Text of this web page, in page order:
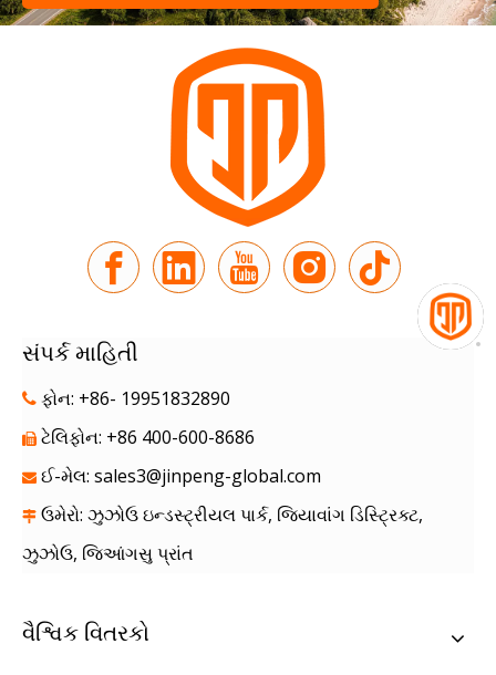
સંપર્ક માહિતી
 ફોન: +86- 19951832890
 ટેલિફોન: +86 400-600-8686
 ઈ-મેલ: sales3@jinpeng-global.com
 ઉમેરો: ઝુઝોઉ ઇન્ડસ્ટ્રીયલ પાર્ક, જિયાવાંગ ડિસ્ટ્રિક્ટ,
ઝુઝોઉ, જિઆંગસુ પ્રાંત
વૈશ્વિક વિતરકો